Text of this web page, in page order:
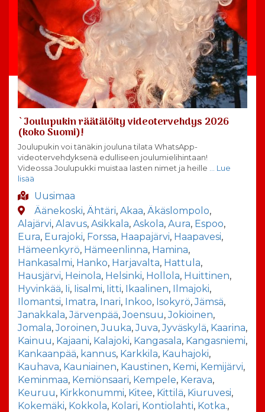
`Joulupukin räätälöity videotervehdys 2026
(koko Suomi)!
Joulupukin voi tänäkin jouluna tilata WhatsApp-
videotervehdyksenä edulliseen joulumielihintaan!
Videossa Joulupukki muistaa lasten nimet ja heille … Lue
lisää
Uusimaa
Äänekoski, Ähtäri, Akaa, Äkäslompolo,
Alajärvi, Alavus, Asikkala, Askola, Aura, Espoo,
Eura, Eurajoki, Forssa, Haapajärvi, Haapavesi,
Hämeenkyrö, Hämeenlinna, Hamina,
Hankasalmi, Hanko, Harjavalta, Hattula,
Hausjärvi, Heinola, Helsinki, Hollola, Huittinen,
Hyvinkää, Ii, Iisalmi, Iitti, Ikaalinen, Ilmajoki,
Ilomantsi, Imatra, Inari, Inkoo, Isokyrö,Jämsä,
Janakkala,Järvenpää,Joensuu,Jokioinen,
Jomala,Joroinen,Juuka,Juva,Jyväskylä, Kaarina,
Kainuu, Kajaani, Kalajoki, Kangasala, Kangasniemi,
Kankaanpää, kannus, Karkkila, Kauhajoki,
Kauhava, Kauniainen, Kaustinen, Kemi, Kemijärvi,
Keminmaa, Kemiönsaari, Kempele, Kerava,
Keuruu, Kirkkonummi, Kitee, Kittilä, Kiuruvesi,
Kokemäki, Kokkola, Kolari, Kontiolahti, Kotka.,